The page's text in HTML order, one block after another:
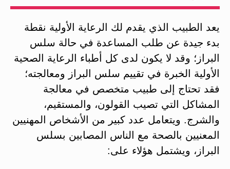
يعد الطبيب الذي يقدم لك الرعاية الأولية نقطة
بدء جيدة عن طلب المساعدة في حالة سلس
البراز؛ وقد لا يكون لدى كل أطباء الرعاية الصحية
الأولية الخبرة في تقييم سلس البراز ومعالجته؛
فقد تحتاج إلى طبيب متخصص في معالجة
المشاكل التي تصيب القولون، والمستقيم،
والشرج. ويتعامل عدد كبير من الأشخاص المهنيين
المعنيين بالصحة مع الناس المصابين بسلس
البراز، ويشتمل هؤلاء على: